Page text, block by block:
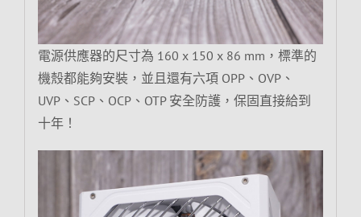
電源供應器的尺寸為 160 x 150 x 86 mm，標準的
機殼都能夠安裝，並且還有六項 OPP、OVP、
UVP、SCP、OCP、OTP 安全防護，保固直接給到
十年！